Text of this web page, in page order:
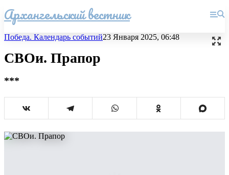
Архангельский вестник
Победа. Календарь событий23 Января 2025, 06:48
СВОи. Прапор
***